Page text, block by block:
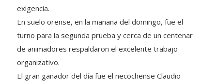
exigencia.
En suelo orense, en la mañana del domingo, fue el
turno para la segunda prueba y cerca de un centenar
de animadores respaldaron el excelente trabajo
organizativo.
El gran ganador del día fue el necochense Claudio